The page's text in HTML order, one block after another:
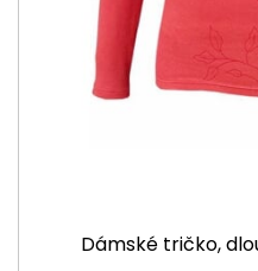
Dámské tričko,